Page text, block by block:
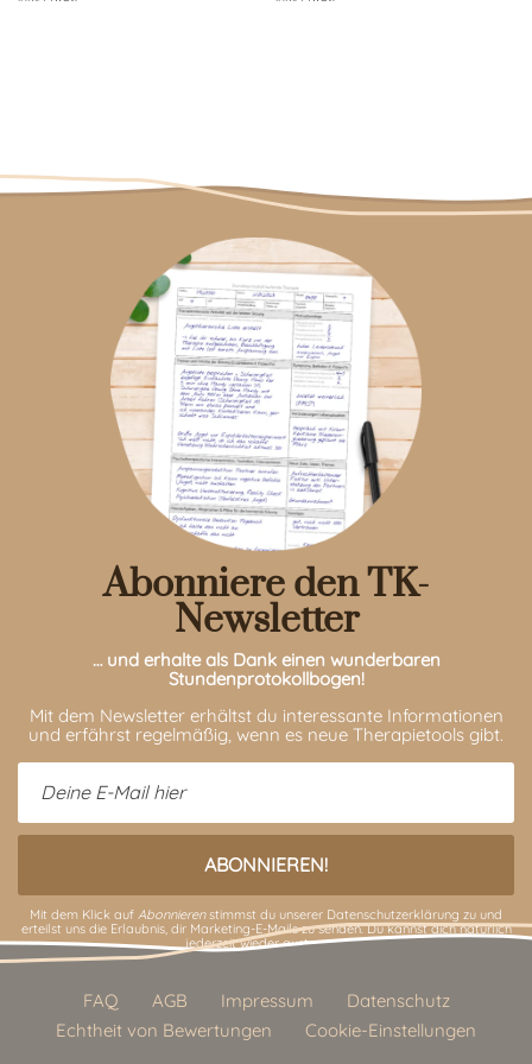
Abonniere den TK-
Newsletter
… und erhalte als Dank einen wunderbaren
Stundenprotokollbogen!
Mit dem Newsletter erhältst du interessante Informationen
und erfährst regelmäßig, wenn es neue Therapietools gibt.
Mit dem Klick auf Abonnierenstimmst du unserer Datenschutzerklärung zu und
erteilst uns die Erlaubnis, dir Marketing-E-Mails zu senden. Du kannst dich natürlich
jederzeit wieder austragen.
FAQ AGB Impressum
Datenschutz
Echtheit von Bewertungen
Cookie-Einstellungen